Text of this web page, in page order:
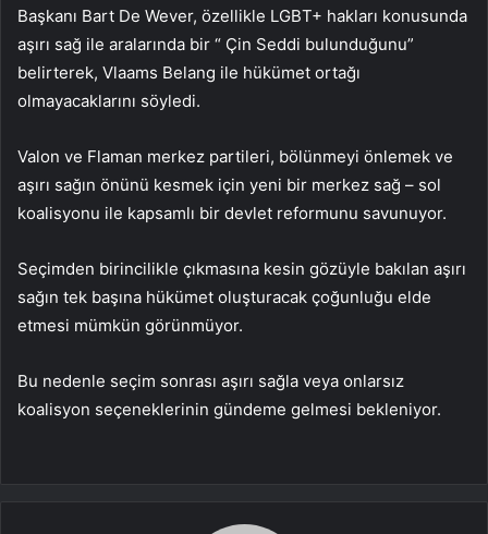
Başkanı Bart De Wever, özellikle LGBT+ hakları konusunda
aşırı sağ ile aralarında bir “ Çin Seddi bulunduğunu”
belirterek, Vlaams Belang ile hükümet ortağı
olmayacaklarını söyledi.
Valon ve Flaman merkez partileri, bölünmeyi önlemek ve
aşırı sağın önünü kesmek için yeni bir merkez sağ – sol
koalisyonu ile kapsamlı bir devlet reformunu savunuyor.
Seçimden birincilikle çıkmasına kesin gözüyle bakılan aşırı
sağın tek başına hükümet oluşturacak çoğunluğu elde
etmesi mümkün görünmüyor.
Bu nedenle seçim sonrası aşırı sağla veya onlarsız
koalisyon seçeneklerinin gündeme gelmesi bekleniyor.